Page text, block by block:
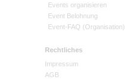
Events organisieren
Event Belohnung
Event-FAQ (Organisation)
Rechtliches
Impressum
AGB